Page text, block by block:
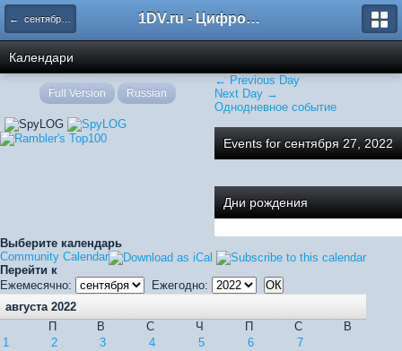
← сентября 2022 1DV.ru - Цифровое видео
Календари
← Previous Day
Next Day →
Однодневное событие
Events for сентября 27, 2022
Дни рождения
Выберите календарь
Community Calendar
Перейти к
Ежемесячно:
Ежегодно:
августа 2022
П
В С Ч П С
В
1
2 3 4 5 6
7
Full Version Russian